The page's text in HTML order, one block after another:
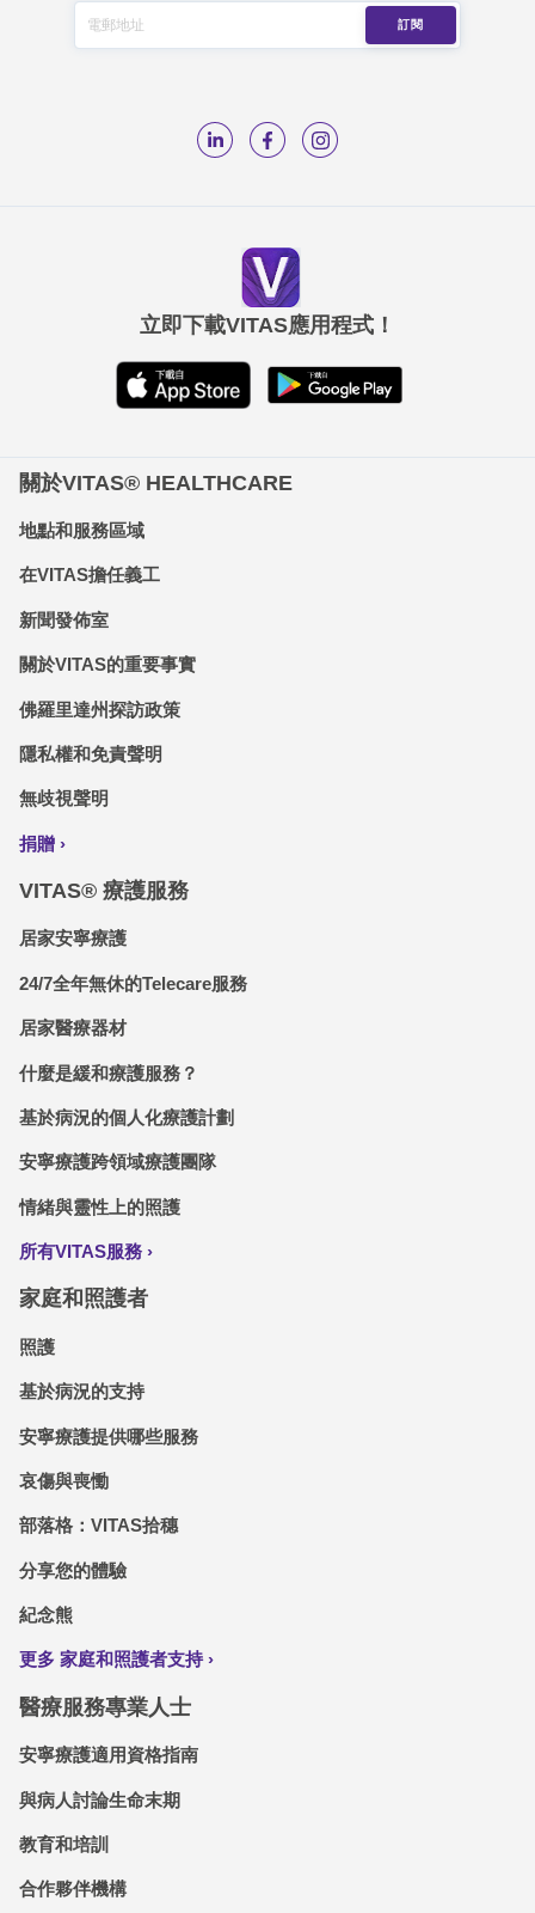
立即下載VITAS應用程式！
關於VITAS® HEALTHCARE
地點和服務區域
在VITAS擔任義工
新聞發佈室
關於VITAS的重要事實
佛羅里達州探訪政策
隱私權和免責聲明
無歧視聲明
捐贈
VITAS® 療護服務
居家安寧療護
24/7全年無休的Telecare服務
居家醫療器材
什麼是緩和療護服務？
基於病況的個人化療護計劃
安寧療護跨領域療護團隊
情緒與靈性上的照護
所有VITAS服務
家庭和照護者
照護
基於病況的支持
安寧療護提供哪些服務
哀傷與喪慟
部落格：VITAS拾穗
分享您的體驗
紀念熊
更多 家庭和照護者支持
醫療服務專業人士
安寧療護適用資格指南
與病人討論生命末期
教育和培訓
合作夥伴機構